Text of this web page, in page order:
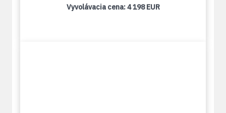
Vyvolávacia cena:4 198 EUR